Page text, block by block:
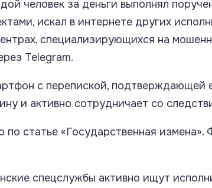
человек за деньги выполнял
искал в интернете других
специализирующихся на
Telegram.
с перепиской, подтверждающей
и активно сотрудничает со
статье «Государственная измена».
спецслужбы активно ищут